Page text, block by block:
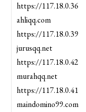
https://117.18.0.36
ahliqq.com
https://117.18.0.39
jurusqq.net
https://117.18.0.42
murahqq.net
https://117.18.0.41
maindomino99.com